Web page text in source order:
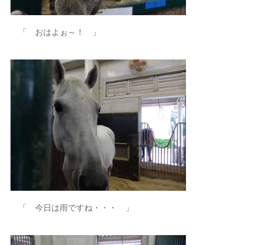
「 おはよぉ～！ 」
「 今日は雨ですね・・・ 」